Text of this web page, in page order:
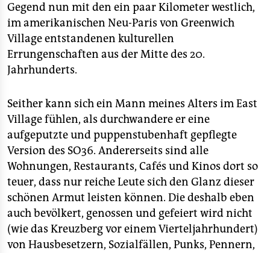
Gegend nun mit den ein paar Kilometer westlich,
im amerikanischen Neu-Paris von Greenwich
Village entstandenen kulturellen
Errungenschaften aus der Mitte des 20.
Jahrhunderts.
Seither kann sich ein Mann meines Alters im East
Village fühlen, als durchwandere er eine
aufgeputzte und puppenstubenhaft gepflegte
Version des SO36. Andererseits sind alle
Wohnungen, Restaurants, Cafés und Kinos dort so
teuer, dass nur reiche Leute sich den Glanz dieser
schönen Armut leisten können. Die deshalb eben
auch bevölkert, genossen und gefeiert wird nicht
(wie das Kreuzberg vor einem Vierteljahrhundert)
von Hausbesetzern, Sozialfällen, Punks, Pennern,